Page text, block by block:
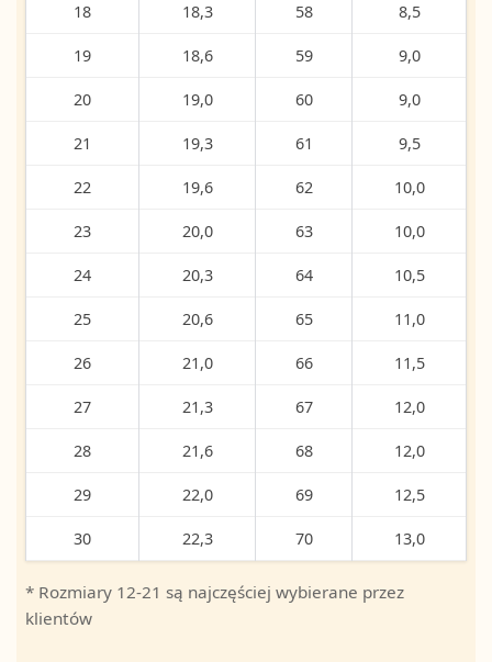
18 18,3 58 8,5
19 18,6 59 9,0
20 19,0 60 9,0
21 19,3 61 9,5
22 19,6 62 10,0
23 20,0 63 10,0
24 20,3 64 10,5
25 20,6 65 11,0
26 21,0 66 11,5
27 21,3 67 12,0
28 21,6 68 12,0
29 22,0 69 12,5
30 22,3 70 13,0
* Rozmiary 12-21 są najczęściej wybierane przez
klientów